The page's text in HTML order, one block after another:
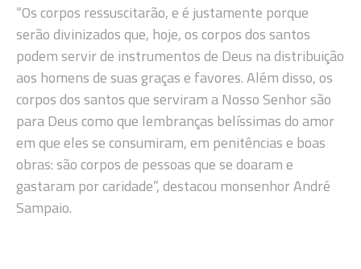
“Os corpos ressuscitarão, e é justamente porque
serão divinizados que, hoje, os corpos dos santos
podem servir de instrumentos de Deus na distribuição
aos homens de suas graças e favores. Além disso, os
corpos dos santos que serviram a Nosso Senhor são
para Deus como que lembranças belíssimas do amor
em que eles se consumiram, em penitências e boas
obras: são corpos de pessoas que se doaram e
gastaram por caridade”, destacou monsenhor André
Sampaio.